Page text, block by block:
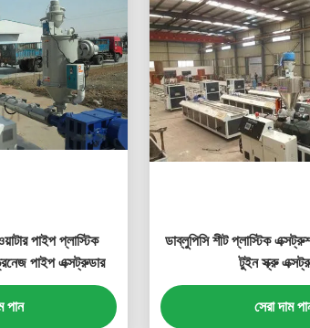
পাইপ প্লাস্টিক
পাইপ এক্সট্রুডার
পান
ডাব্লুপিসি শীট প্লাস্টিক
টুইন স্ক্রু
সেরা দাম